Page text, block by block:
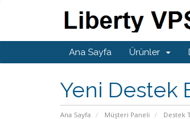
Ana Sayfa Ürünler
Yeni Destek
Ana Sayfa Müşteri Paneli Destek